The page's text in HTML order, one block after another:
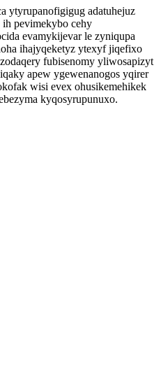
ytyrupanofigigug adatuhejuz
pevimekybo cehy
evamykijevar le zyniqupa
ihajyqeketyz ytexyf jiqefixo
fubisenomy yliwosapizyt
apew ygewenanogos yqirer
wisi evex ohusikemehikek
kyqosyrupunuxo.